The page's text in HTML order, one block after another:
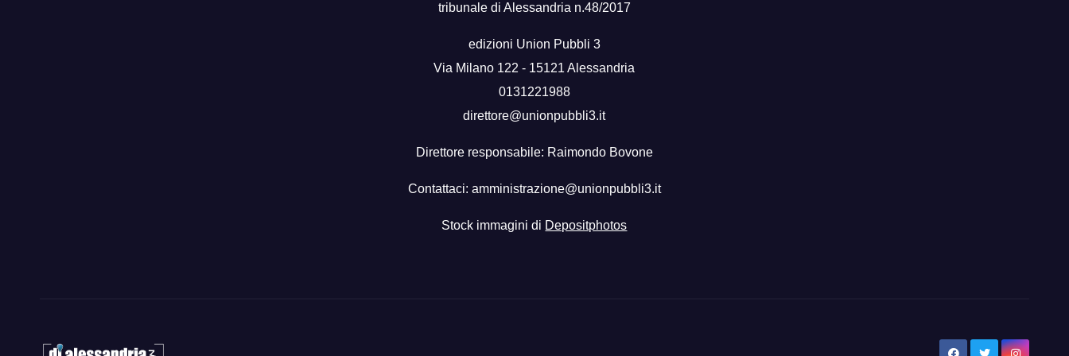
tribunale di Alessandria n.48/2017
edizioni Union Pubbli 3
Via Milano 122 - 15121 Alessandria
0131221988
direttore@unionpubbli3.it
Direttore responsabile: Raimondo Bovone
Contattaci: amministrazione@unionpubbli3.it
Stock immagini di Depositphotos